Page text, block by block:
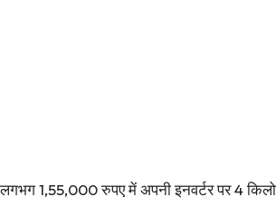
1,55,000 रुपए में अपनी इनवर्टर पर 4